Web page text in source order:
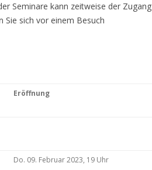
Seminare kann zeitweise der Zugang
Sie sich vor einem Besuch
Eröffnung
Do. 09. Februar 2023, 19 Uhr